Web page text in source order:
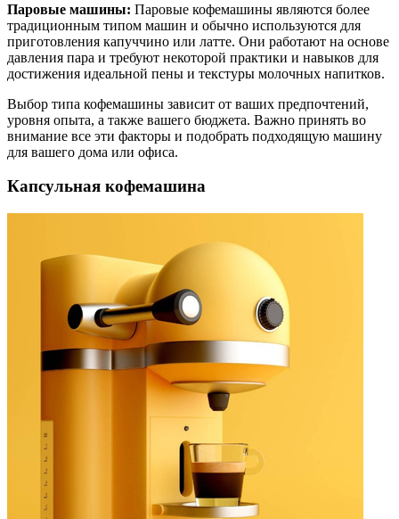
Паровые машины: Паровые кофемашины являются более
традиционным типом машин и обычно используются для
приготовления капуччино или латте. Они работают на основе
давления пара и требуют некоторой практики и навыков для
достижения идеальной пены и текстуры молочных напитков.
Выбор типа кофемашины зависит от ваших предпочтений,
уровня опыта, а также вашего бюджета. Важно принять во
внимание все эти факторы и подобрать подходящую машину
для вашего дома или офиса.
Капсульная кофемашина